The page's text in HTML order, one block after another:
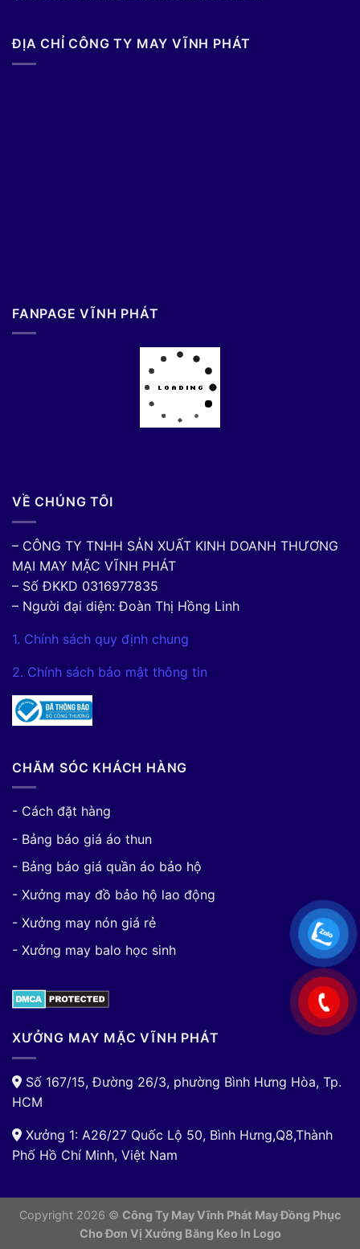
ĐỊA CHỈ CÔNG TY MAY VĨNH PHÁT
FANPAGE VĨNH PHÁT
VỀ CHÚNG TÔI
– CÔNG TY TNHH SẢN XUẤT KINH DOANH THƯƠNG
MẠI MAY MẶC VĨNH PHÁT
– Số ĐKKD 0316977835
– Người đại diện: Đoàn Thị Hồng Linh
1. Chính sách quy định chung
2. Chính sách bảo mật thông tin
CHĂM SÓC KHÁCH HÀNG
- Cách đặt hàng
- Bảng báo giá áo thun
- Bảng báo giá quần áo bảo hộ
- Xưởng may đồ bảo hộ lao động
- Xưởng may nón giá rẻ
- Xưởng may balo học sinh
XƯỞNG MAY MẶC VĨNH PHÁT
Số 167/15, Đường 26/3, phường Bình Hưng Hòa, Tp.
HCM
Xưởng 1: A26/27 Quốc Lộ 50, Bình Hưng,Q8,Thành
Phố Hồ Chí Minh, Việt Nam
Copyright 2026 © Công Ty May Vĩnh Phát May Đồng Phục
Cho Đơn Vị Xưởng Băng Keo In Logo